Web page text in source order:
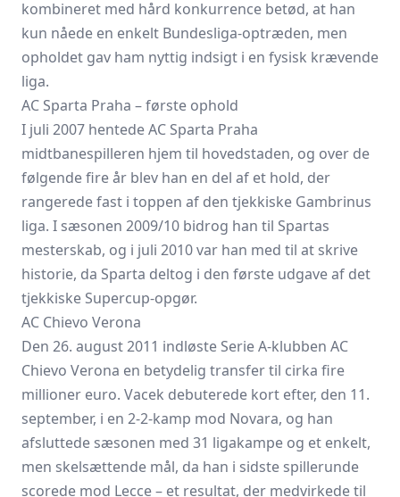
kombineret med hård konkurrence betød, at han
kun nåede en enkelt Bundesliga-optræden, men
opholdet gav ham nyttig indsigt i en fysisk krævende
liga.
AC Sparta Praha – første ophold
I juli 2007 hentede AC Sparta Praha
midtbanespilleren hjem til hovedstaden, og over de
følgende fire år blev han en del af et hold, der
rangerede fast i toppen af den tjekkiske Gambrinus
liga. I sæsonen 2009/10 bidrog han til Spartas
mesterskab, og i juli 2010 var han med til at skrive
historie, da Sparta deltog i den første udgave af det
tjekkiske Supercup-opgør.
AC Chievo Verona
Den 26. august 2011 indløste Serie A-klubben AC
Chievo Verona en betydelig transfer til cirka fire
millioner euro. Vacek debuterede kort efter, den 11.
september, i en 2-2-kamp mod Novara, og han
afsluttede sæsonen med 31 ligakampe og et enkelt,
men skelsættende mål, da han i sidste spillerunde
scorede mod Lecce – et resultat, der medvirkede til